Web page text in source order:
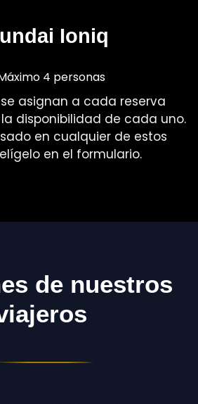
Ioniq
4 personas
asignan a cada reserva
disponibilidad de cada uno.
en cualquier de estos
en el formulario.
de nuestros